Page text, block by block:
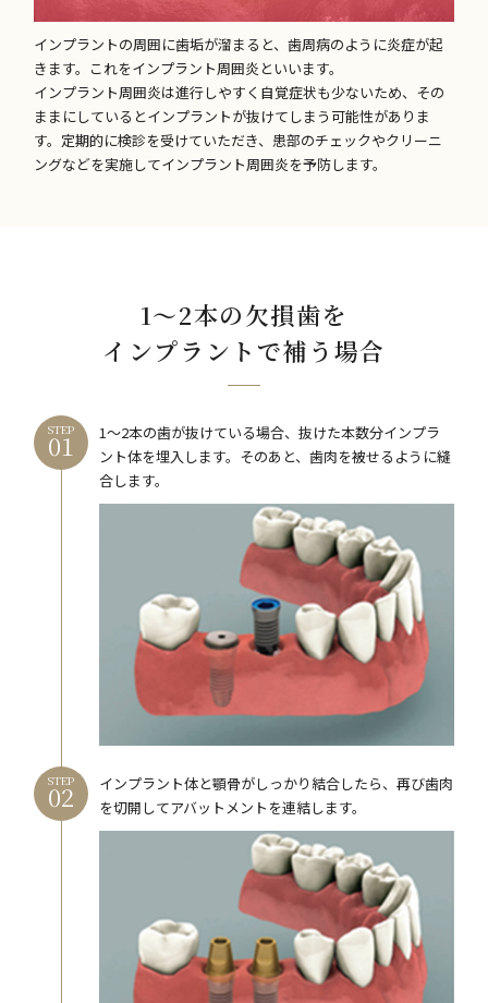
インプラントの周囲に歯垢が溜まると、歯周病のように炎症が起
きます。これをインプラント周囲炎といいます。
インプラント周囲炎は進行しやすく自覚症状も少ないため、その
ままにしているとインプラントが抜けてしまう可能性がありま
す。定期的に検診を受けていただき、患部のチェックやクリーニ
ングなどを実施してインプラント周囲炎を予防します。
1～2本の欠損歯を
インプラントで補う場合
STEP
1～2本の歯が抜けている場合、抜けた本数分インプラ
ント体を埋入します。そのあと、歯肉を被せるように縫
合します。
STEP
インプラント体と顎骨がしっかり結合したら、再び歯肉
を切開してアバットメントを連結します。